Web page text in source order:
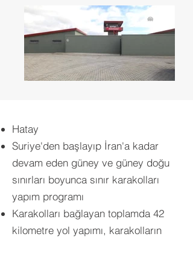
Hatay
Suriye'den başlayıp İran'a kadar
devam eden güney ve güney doğu
sınırları boyunca sınır karakolları
yapım programı
Karakolları bağlayan toplamda 42
kilometre yol yapımı, karakolların